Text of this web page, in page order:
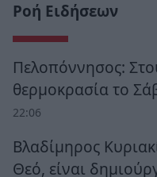
Ροή Ειδήσεων
Πελοπόννησος:
θερμοκρασία το
22:06
Βλαδίμηρος
Θεό, είναι